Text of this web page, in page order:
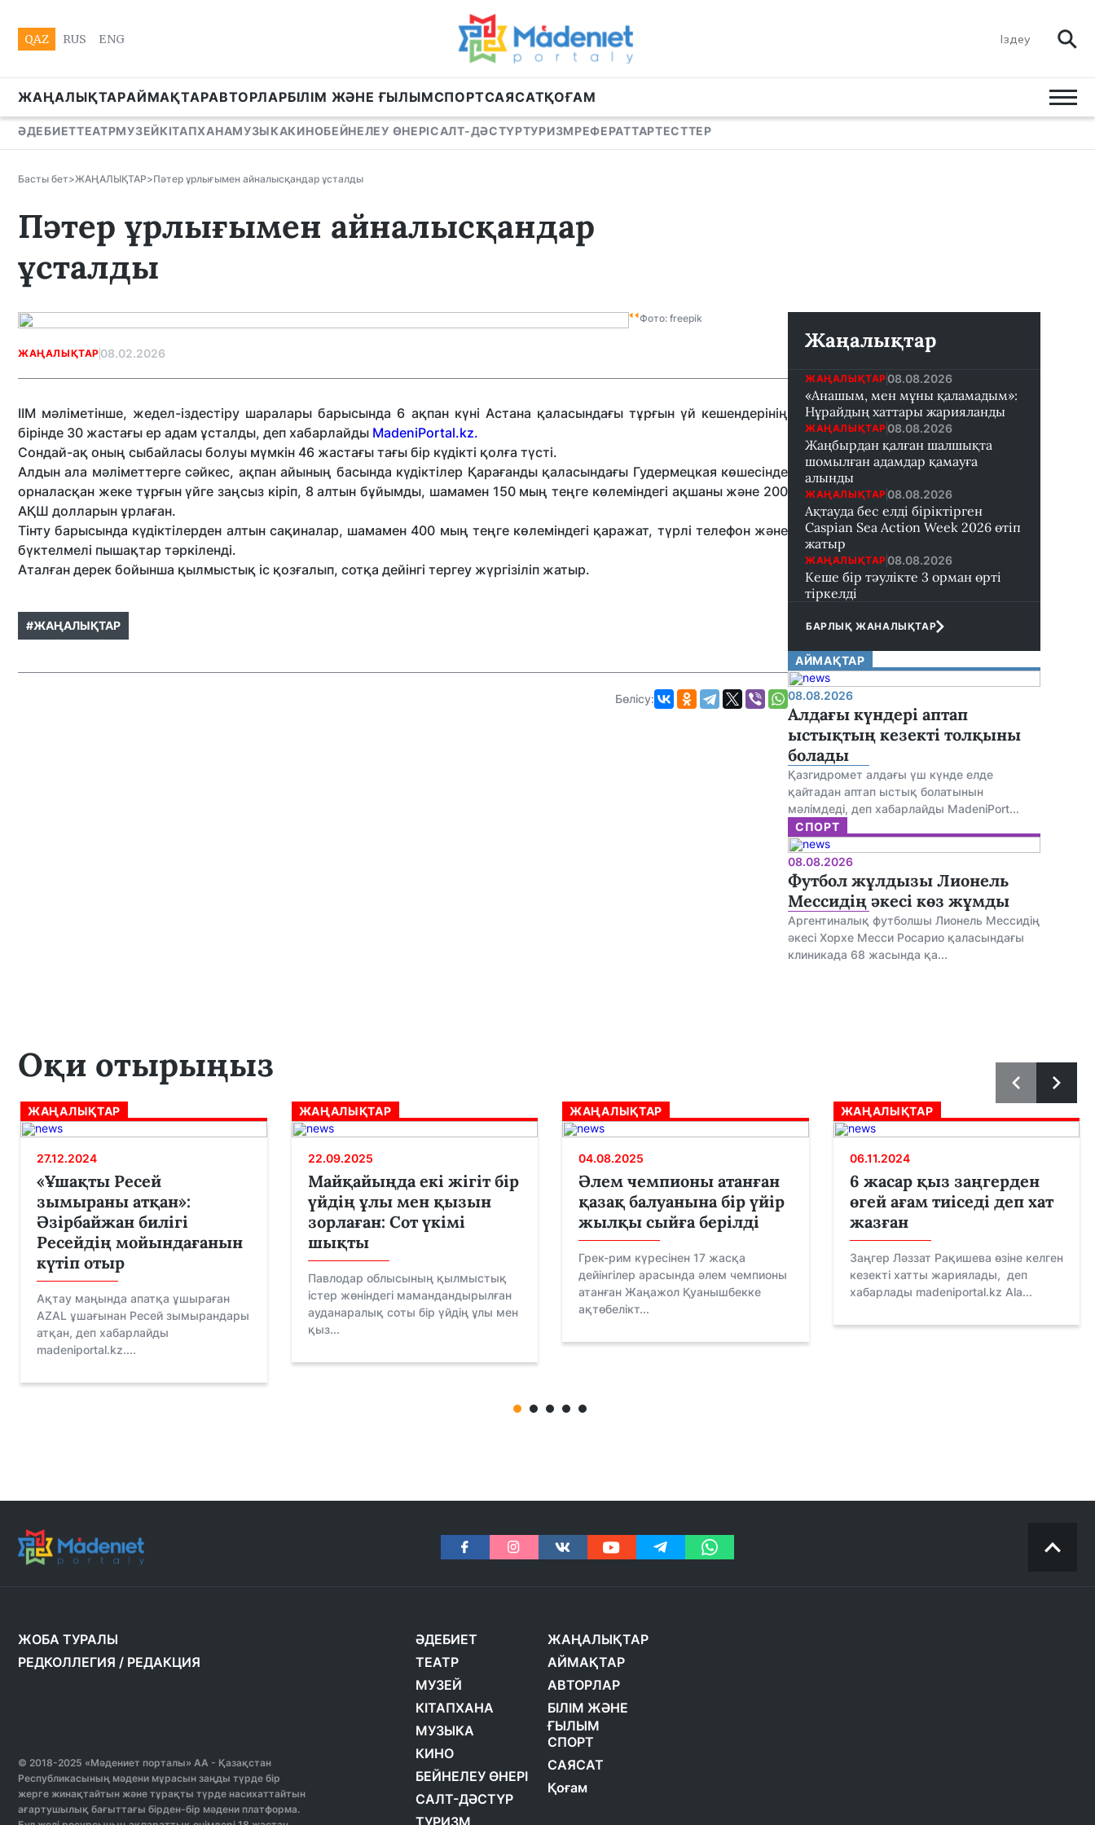
QAZ RUS ENG
ЖАҢАЛЫҚТАРАЙМАҚТАРАВТОРЛАРБІЛІМ ЖӘНЕ ҒЫЛЫМСПОРТСАЯСАТҚОҒАМ
ӘДЕБИЕТТЕАТРМУЗЕЙКІТАПХАНАМУЗЫКАКИНОБЕЙНЕЛЕУ ӨНЕРІСАЛТ-ДӘСТҮРТУРИЗМРЕФЕРАТТАРТЕСТТЕР
Басты бет>ЖАҢАЛЫҚТАР>Пәтер ұрлығымен айналысқандар ұсталды
Пәтер ұрлығымен айналысқандар
ұсталды
Фото: freepik
ЖАҢАЛЫҚТАР 08.02.2026
ІІМ мәліметінше, жедел-іздестіру шаралары барысында 6 ақпан күні Астана қаласындағы тұрғын үй кешендерінің
бірінде 30 жастағы ер адам ұсталды, деп хабарлайды MadeniPortal.kz.
Сондай-ақ оның сыбайласы болуы мүмкін 46 жастағы тағы бір күдікті қолға түсті.
Алдын ала мәліметтерге сәйкес, ақпан айының басында күдіктілер Қарағанды қаласындағы Гудермецкая көшесінде
орналасқан жеке тұрғын үйге заңсыз кіріп, 8алтын бұйымды, шамамен 150 мың теңге көлеміндегі ақшаны және 200
АҚШ долларын ұрлаған.
Тінту барысында күдіктілерден алтын сақиналар, шамамен 400 мың теңге көлеміндегі қаражат, түрлі телефон және
бүктелмелі пышақтар тәркіленді.
Аталған дерек бойынша қылмыстық іс қозғалып, сотқа дейінгі тергеу жүргізіліп жатыр.
#ЖАҢАЛЫҚТАР
Бөлісу:
Жаңалықтар
ЖАҢАЛЫҚТАР 08.08.2026
«Анашым, мен мұны қаламадым»:
Нұрайдың хаттары жарияланды
ЖАҢАЛЫҚТАР 08.08.2026
Жаңбырдан қалған шалшықта
шомылған адамдар қамауға
алынды
ЖАҢАЛЫҚТАР 08.08.2026
Ақтауда бес елді біріктірген
Caspian Sea Action Week 2026 өтіп
жатыр
ЖАҢАЛЫҚТАР 08.08.2026
Кеше бір тәулікте 3 орман өрті
тіркелді
БАРЛЫҚ ЖАНАЛЫҚТАР
АЙМАҚТАР
08.08.2026
Алдағы күндері аптап
ыстықтың кезекті толқыны
болады
Қазгидромет алдағы үш күнде елде
қайтадан аптап ыстық болатынын
мәлімдеді, деп хабарлайды MadeniPort...
СПОРТ
08.08.2026
Футбол жұлдызы Лионель
Мессидің әкесі көз жұмды
Аргентиналық футболшы Лионель Мессидің
әкесі Хорхе Месси Росарио қаласындағы
клиникада 68 жасында қа...
Оқи отырыңыз
ЖАҢАЛЫҚТАР
27.12.2024
«Ұшақты Ресей
зымыраны атқан»:
Әзірбайжан билігі
Ресейдің мойындағанын
күтіп отыр
Ақтау маңында апатқа ұшыраған
AZAL ұшағынан Ресей зымырандары
атқан, деп хабарлайды
madeniportal.kz....
ЖАҢАЛЫҚТАР
22.09.2025
Майқайыңда екі жігіт бір
үйдің ұлы мен қызын
зорлаған: Сот үкімі
шықты
Павлодар облысының қылмыстық
істер жөніндегі мамандандырылған
ауданаралық соты бір үйдің ұлы мен
қыз...
ЖАҢАЛЫҚТАР
04.08.2025
Әлем чемпионы атанған
қазақ балуанына бір үйір
жылқы сыйға берілді
Грек-рим күресінен 17 жасқа
дейінгілер арасында әлем чемпионы
атанған Жаңажол Қуанышбекке
ақтөбелікт...
ЖАҢАЛЫҚТАР
06.11.2024
6 жасар қыз заңгерден
өгей ағам тиіседі деп хат
жазған
Заңгер Ләззат Рақишева өзіне келген
кезекті хатты жариялады, деп
хабарлады madeniportal.kz Ala...
ЖОБА ТУРАЛЫ
РЕДКОЛЛЕГИЯ / РЕДАКЦИЯ
© 2018-2025 «Мәдениет порталы» АА - Қазақстан
Республикасының мәдени мұрасын заңды түрде бір
жерге жинақтайтын және тұрақты түрде насихаттайтын
ағартушылық бағыттағы бірден-бір мәдени платформа.
ӘДЕБИЕТ
ТЕАТР
МУЗЕЙ
КІТАПХАНА
МУЗЫКА
КИНО
БЕЙНЕЛЕУ ӨНЕРІ
САЛТ-ДӘСТҮР
ТУРИЗМ
ЖАҢАЛЫҚТАР
АЙМАҚТАР
АВТОРЛАР
БІЛІМ ЖӘНЕ
ҒЫЛЫМ
СПОРТ
САЯСАТ
Қоғам